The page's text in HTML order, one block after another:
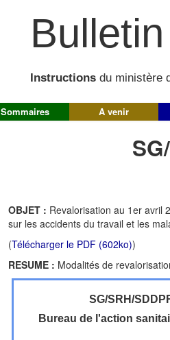
Instructions du ministère
Sommaires A venir
OBJET : Revalorisation au 1er avril
sur les accidents du travail et les
(Télécharger le PDF (602ko))
RESUME : Modalités de
SG/SRH/
Bureau de l'action